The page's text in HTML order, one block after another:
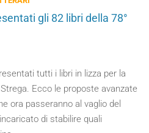
gli 82 libri della 78°
tutti i libri in lizza per la
Ecco le proposte avanzate
ora passeranno al vaglio del
di stabilire quali